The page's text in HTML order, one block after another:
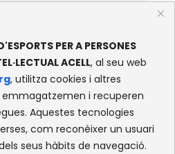
PER A PERSONES
ACELL, al seu web
, utilitza cookies i altres
i recuperen
Aquestes tecnologies
com reconèixer un usuari
seus hàbits de navegació.
Coromina de Cercle
Bolos han participat
en la...
MARÇ 2026